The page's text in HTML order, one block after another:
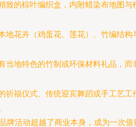
致的棕叶编织盒，内附蜡染布地图与
地花卉（鸡蛋花、莲花）、竹编结构
当地特色的竹制或环保材料礼品，而
祈福仪式、传统迎宾舞蹈或手工艺工
牌活动超越了商业本身，成为一次值